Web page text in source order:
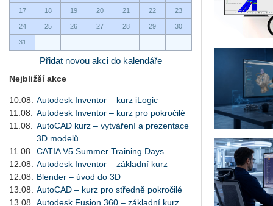
17 18 19 20 21 22 23
24 25 26 27 28 29 30
31
Přidat novou akci do kalendáře
Nejbližší akce
10.08.
Autodesk Inventor – kurz iLogic
11.08.
Autodesk Inventor – kurz pro pokročilé
11.08.
AutoCAD kurz – vytváření a prezentace
3D modelů
11.08.
CATIA V5 Summer Training Days
12.08.
Autodesk Inventor – základní kurz
12.08.
Blender – úvod do 3D
13.08.
AutoCAD – kurz pro středně pokročilé
13.08.
Autodesk Fusion 360 – základní kurz